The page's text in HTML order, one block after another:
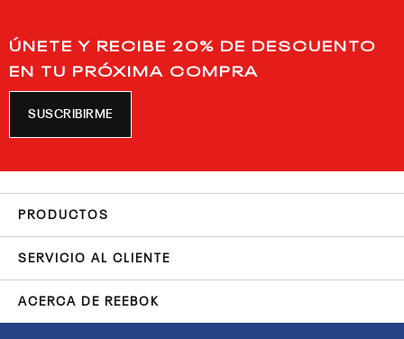
ÚNETE Y RECIBE 20% DE DESCUENTO
EN TU PRÓXIMA COMPRA
SUSCRIBIRME
PRODUCTOS
SERVICIO AL CLIENTE
ACERCA DE REEBOK